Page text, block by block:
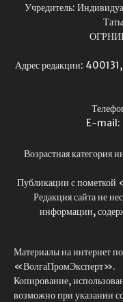
Учредитель:
Адрес редакции:
E-mail:
Возрастная категория
Публикации с пометкой
Редакция сайта не
информации,
Материалы на интернет
«ВолгаПромЭксперт».
Копирование,
возможно при указании